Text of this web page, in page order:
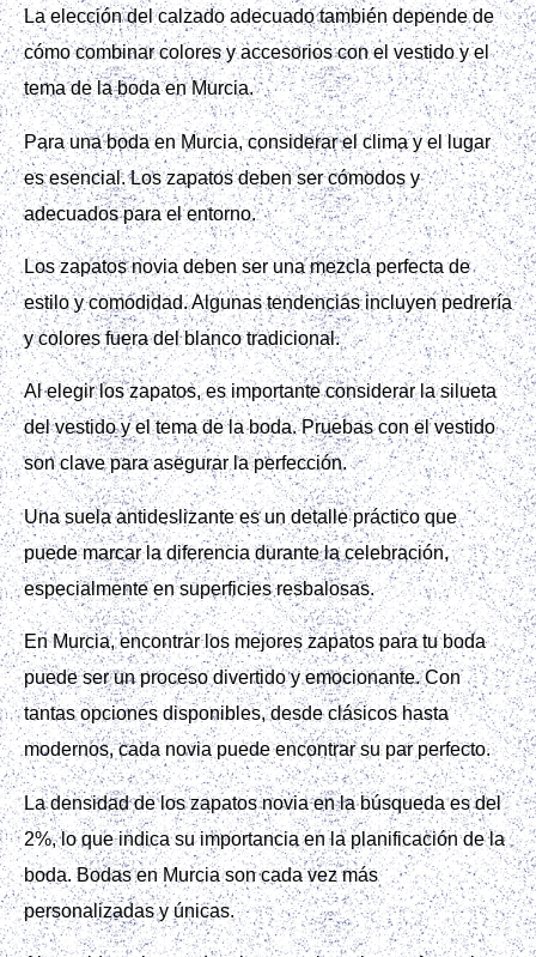
La elección del calzado adecuado también depende de
cómo combinar colores y accesorios con el vestido y el
tema de la boda en Murcia.
Para una boda en Murcia, considerar el clima y el lugar
es esencial. Los zapatos deben ser cómodos y
adecuados para el entorno.
Los zapatos novia deben ser una mezcla perfecta de
estilo y comodidad. Algunas tendencias incluyen pedrería
y colores fuera del blanco tradicional.
Al elegir los zapatos, es importante considerar la silueta
del vestido y el tema de la boda. Pruebas con el vestido
son clave para asegurar la perfección.
Una suela antideslizante es un detalle práctico que
puede marcar la diferencia durante la celebración,
especialmente en superficies resbalosas.
En Murcia, encontrar los mejores zapatos para tu boda
puede ser un proceso divertido y emocionante. Con
tantas opciones disponibles, desde clásicos hasta
modernos, cada novia puede encontrar su par perfecto.
La densidad de los zapatos novia en la búsqueda es del
2%, lo que indica su importancia en la planificación de la
boda. Bodas en Murcia son cada vez más
personalizadas y únicas.